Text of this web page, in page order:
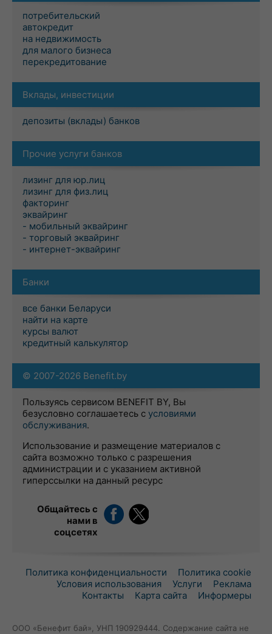
потребительский
автокредит
на недвижимость
для малого бизнеса
перекредитование
Вклады, инвестиции
депозиты (вклады) банков
Прочие услуги банков
лизинг для юр.лиц
лизинг для физ.лиц
факторинг
эквайринг
- мобильный эквайринг
- торговый эквайринг
- интернет-эквайринг
Банки
все банки Беларуси
найти на карте
курсы валют
кредитный калькулятор
© 2007-2026 Benefit.by
Пользуясь сервисом BENEFIT BY, Вы
безусловно соглашаетесь с условиями
обслуживания.
Использование и размещение материалов с
сайта возможно только с разрешения
администрации и с указанием активной
гиперссылки на данный ресурс
Общайтесь с
нами в
соцсетях
Политика конфиденциальности
Политика cookie
Условия использования
Услуги
Реклама
Контакты
Карта сайта Информеры
ООО «Бенефит бай», УНП 190929444. Содержание сайта не